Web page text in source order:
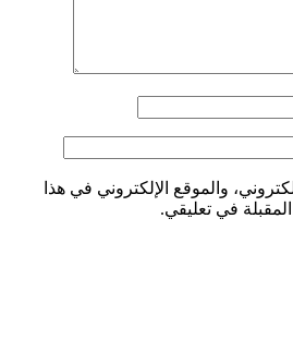
والموقع الإلكتروني في هذا
في تعليقي.